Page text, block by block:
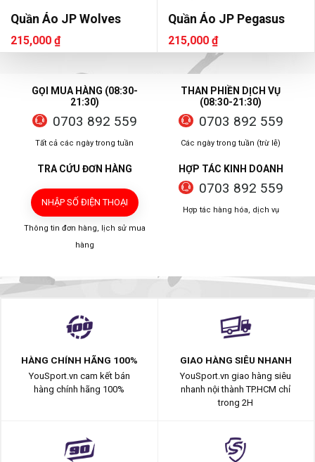
Quần Áo JP Wolves
215,000 ₫
Quần Áo JP Pegasus
215,000 ₫
GỌI MUA HÀNG (08:30-
21:30)
0703 892 559
Tất cả các ngày trong tuần
THAN PHIỀN DỊCH VỤ
(08:30-21:30)
0703 892 559
Các ngày trong tuần (trừ lễ)
TRA CỨU ĐƠN HÀNG
NHẬP SỐ ĐIỆN THOẠI
Thông tin đơn hàng, lịch sử mua
hàng
HỢP TÁC KINH DOANH
0703 892 559
Hợp tác hàng hóa, dịch vụ
HÀNG CHÍNH HÃNG 100%
YouSport.vn cam kết bán
hàng chính hãng 100%
GIAO HÀNG SIÊU NHANH
YouSport.vn giao hàng siêu
nhanh nội thành TP.HCM chỉ
trong 2H